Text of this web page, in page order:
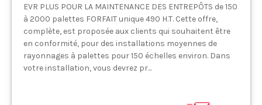
EVR PLUS POUR LA MAINTENANCE DES ENTREPÔTS de 150
à 2000 palettes FORFAIT unique 490 H.T. Cette offre,
complète, est proposée aux clients qui souhaitent être
en conformité, pour des installations moyennes de
rayonnages à palettes pour 150 échelles environ. Dans
votre installation, vous devrez pr...